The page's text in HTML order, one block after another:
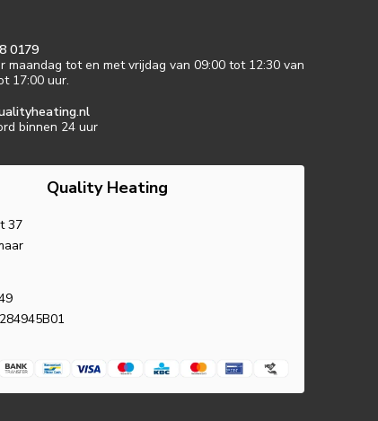
0179
maandag tot en met vrijdag van 09:00 tot 12:30 van
17:00 uur.
binnen 24 uur
Quality Heating
37